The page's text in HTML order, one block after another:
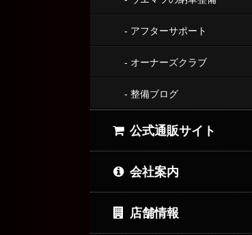
- アフターサポート
- オーナーズクラブ
- 整備ブログ
公式通販サイト
会社案内
店舗情報